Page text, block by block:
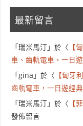
最新留言
「瑞米馬汀 」於〈 【
車、齒軌電車，一日
「gina 」於〈 【匈牙
齒軌電車，一日遊經
「瑞米馬汀 」於〈 【
發佈留言